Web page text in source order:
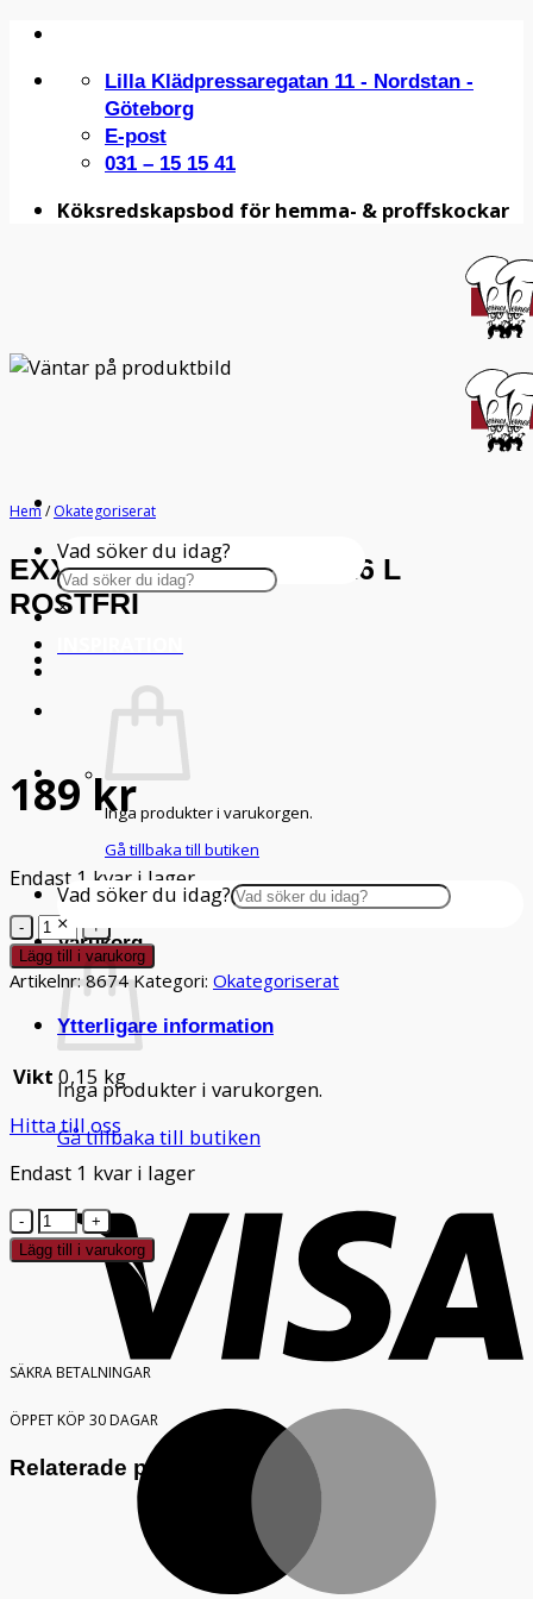
Skip
content
Lilla Klädpressaregatan 11 - Nordstan -
Göteborg
E-post
031 – 15 15 41
Köksredskapsbod för hemma- & proffskockar
Vad söker du idag?
×
Inga produkter i varukorgen.
Gå tillbaka till butiken
Vad söker du idag?
×
Varukorg
Inga produkter i varukorgen.
Gå tillbaka till butiken
Hem/ Okategoriserat
EXXENT MOSSKOPA 1/16 L
ROSTFRI
189kr
Endast 1 kvar i lager
Exxent
Mosskopa
1/16
Rostfri
Lägg till i varukorg
Artikelnr:8674 Kategori: Okategoriserat
Ytterligare information
Vikt 0,15 kg
Hitta till oss
Endast 1 kvar i lager
Exxent
Mosskopa
Lägg till i varukorg
SÄKRA BETALNINGAR
ÖPPET KÖP 30 DAGAR
Relaterade produkter